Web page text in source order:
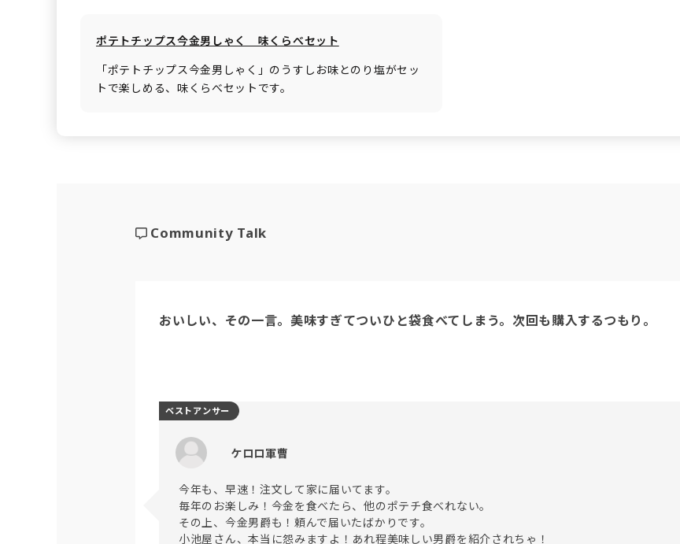
ポテトチップス今金男しゃく 味くらべセット
「ポテトチップス今金男しゃく」のうすしお味とのり塩がセッ
トで楽しめる、味くらべセットです。
Community Talk
おいしい、その一言。美味すぎてついひと袋食べてしまう。次回も購入するつもり。
ケロロ軍曹
今年も、早速！注文して家に届いてます。
毎年のお楽しみ！今金を食べたら、他のポテチ食べれない。
その上、今金男爵も！頼んで届いたばかりです。
ベストアンサー